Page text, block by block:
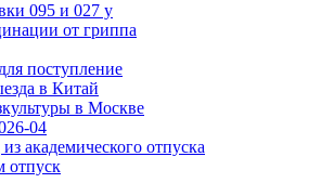
095 и 027 у
от гриппа
поступление
в Китай
в Москве
04
академического отпуска
отпуск